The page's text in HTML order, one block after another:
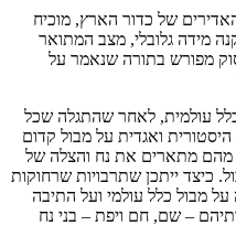
של כדור הארץ, מוכיח
מידה גלובלי, מצב המתואר
מפורש בתורה שנאמר על
עולמית, לאחר שהתגלה שכל
ואגדית על מבול קדום
מהם מתארים את נח והצלה של
ייתכן שתרבויות שרחוקות
על מבול כלל עולמי ועל התיבה
– שם, חם ויפת – בני נח